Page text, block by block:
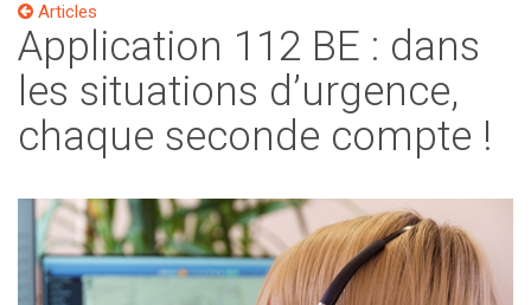
Articles
Application 112 BE : dans
les situations d’urgence,
chaque seconde compte !